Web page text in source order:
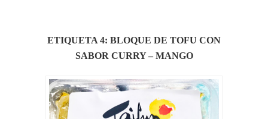
ETIQUETA 4: BLOQUE DE TOFU CON
SABOR CURRY – MANGO